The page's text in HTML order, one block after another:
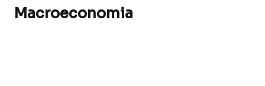
Macroeconomia